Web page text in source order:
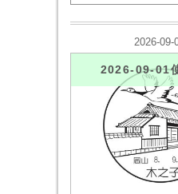
2026-09-
2026-09-01